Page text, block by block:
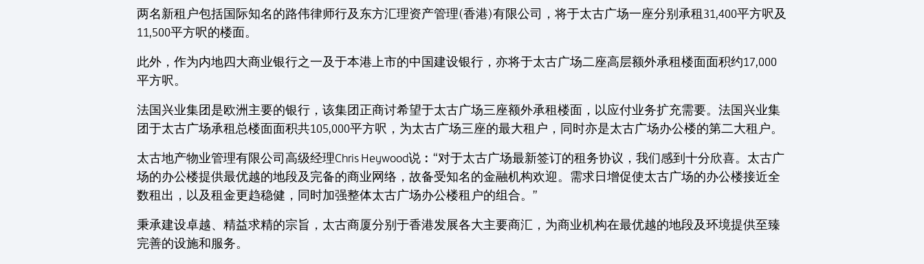
两名新租户包括国际知名的路伟律师行及东方汇理资产管理(香港)有限公司，将于太古广场一座分别承租31,400平方呎及
11,500平方呎的楼面。
此外，作为内地四大商业银行之一及于本港上市的中国建设银行，亦将于太古广场二座高层额外承租楼面面积约17,000
平方呎。
法国兴业集团是欧洲主要的银行，该集团正商讨希望于太古广场三座额外承租楼面，以应付业务扩充需要。法国兴业集
团于太古广场承租总楼面面积共105,000平方呎，为太古广场三座的最大租户，同时亦是太古广场办公楼的第二大租户。
太古地产物业管理有限公司高级经理Chris Heywood说︰“对于太古广场最新签订的租务协议，我们感到十分欣喜。太古广
场的办公楼提供最优越的地段及完备的商业网络，故备受知名的金融机构欢迎。需求日增促使太古广场的办公楼接近全
数租出，以及租金更趋稳健，同时加强整体太古广场办公楼租户的组合。”
秉承建设卓越、精益求精的宗旨，太古商厦分别于香港发展各大主要商汇，为商业机构在最优越的地段及环境提供至臻
完善的设施和服务。